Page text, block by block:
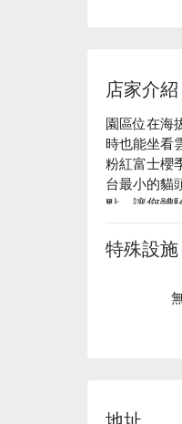
沿著泰雅獵
地嚮導一同
深度連結。
✦ 活動亮點
山羌與飛鼠
店家介紹
園區位在海
時也能坐看
粉紅富士櫻
台最小的貓
點，讓您體
特殊設施